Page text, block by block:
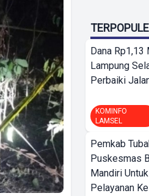
Dana Rp1,13
Lampung
Perbaiki
KOMINFO
LAMSEL
Pemkab
Puskesmas
Mandiri
Pelayanan